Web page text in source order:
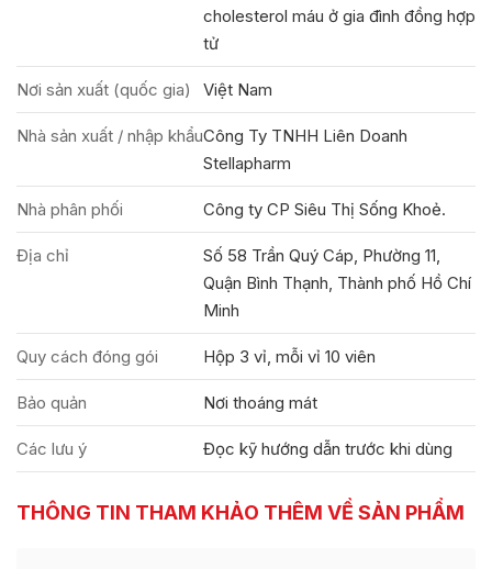
cholesterol máu ở gia đình đồng hợp
tử
Nơi sản xuất (quốc gia) Việt Nam
Nhà sản xuất / nhập khẩuCông Ty TNHH Liên Doanh
Stellapharm
Nhà phân phối Công ty CP Siêu Thị Sống Khoẻ.
Địa chỉ
Số 58 Trần Quý Cáp, Phường 11,
Quận Bình Thạnh, Thành phố Hồ Chí
Minh
Quy cách đóng gói Hộp 3 vỉ, mỗi vỉ 10 viên
Bảo quản Nơi thoáng mát
Các lưu ý Đọc kỹ hướng dẫn trước khi dùng
THÔNG TIN THAM KHẢO THÊM VỀ SẢN PHẨM